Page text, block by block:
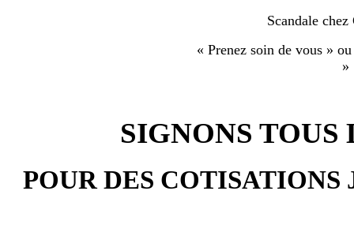
Scandale
« Prenez soin de vous »
»
SIGNONS
POUR DES COTISATIONS